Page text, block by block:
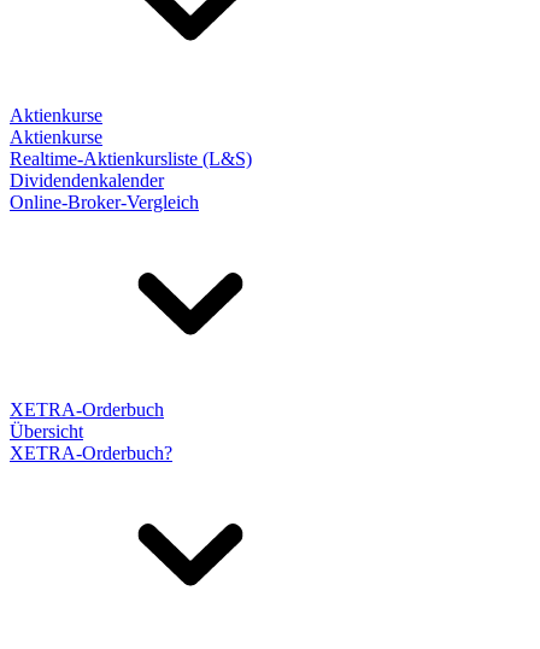
Aktienkurse
Aktienkurse
Realtime-Aktienkursliste (L&S)
Dividendenkalender
Online-Broker-Vergleich
XETRA-Orderbuch
Übersicht
XETRA-Orderbuch?